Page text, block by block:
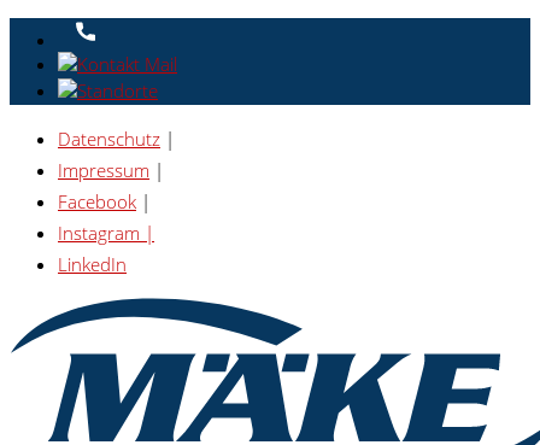
Datenschutz |
Impressum |
Facebook |
Instagram |
LinkedIn